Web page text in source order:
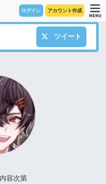
ログイン アカウント作成
ツイート
容次第